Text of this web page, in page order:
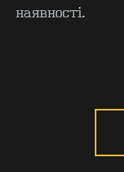
наявності.
ГУРТ - B2B